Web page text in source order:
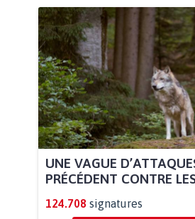
UNE VAGUE
PRÉCÉDENT CONTRE
124.708 signatures